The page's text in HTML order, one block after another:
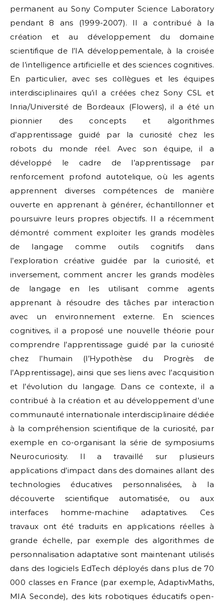
permanent au Sony Computer Science Laboratory
pendant 8 ans (1999-2007). Il a contribué à la
création et au développement du domaine
scientifique de l’IA développementale, à la croisée
de l’intelligence artificielle et des sciences cognitives.
En particulier, avec ses collègues et les équipes
interdisciplinaires qu’il a créées chez Sony CSL et
Inria/Université de Bordeaux (Flowers), il a été un
pionnier des concepts et algorithmes
d’apprentissage guidé par la curiosité chez les
robots du monde réel. Avec son équipe, il a
développé le cadre de l’apprentissage par
renforcement profond autotelique, où les agents
apprennent diverses compétences de manière
ouverte en apprenant à générer, échantillonner et
poursuivre leurs propres objectifs. Il a récemment
démontré comment exploiter les grands modèles
de langage comme outils cognitifs dans
l’exploration créative guidée par la curiosité, et
inversement, comment ancrer les grands modèles
de langage en les utilisant comme agents
apprenant à résoudre des tâches par interaction
avec un environnement externe. En sciences
cognitives, il a proposé une nouvelle théorie pour
comprendre l’apprentissage guidé par la curiosité
chez l’humain (l’Hypothèse du Progrès de
l’Apprentissage), ainsi que ses liens avec l’acquisition
et l’évolution du langage. Dans ce contexte, il a
contribué à la création et au développement d’une
communauté internationale interdisciplinaire dédiée
à la compréhension scientifique de la curiosité, par
exemple en co-organisant la série de symposiums
Neurocuriosity. Il a travaillé sur plusieurs
applications d’impact dans des domaines allant des
technologies éducatives personnalisées, à la
découverte scientifique automatisée, ou aux
interfaces homme-machine adaptatives. Ces
travaux ont été traduits en applications réelles à
grande échelle, par exemple des algorithmes de
personnalisation adaptative sont maintenant utilisés
dans des logiciels EdTech déployés dans plus de 70
000 classes en France (par exemple, AdaptivMaths,
MIA Seconde), des kits robotiques éducatifs open-